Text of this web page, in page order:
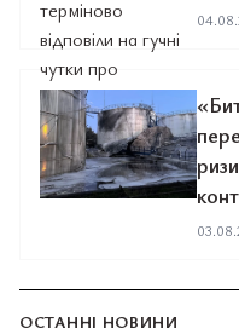
ОСТАННІ НОВИНИ